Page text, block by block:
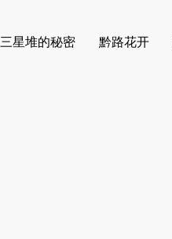
三星堆的秘密 黔路花开